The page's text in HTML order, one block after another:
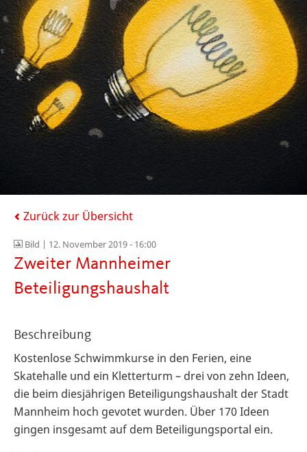
Zurück zur Übersicht
Bild | 12. November 2019 - 16:00
Zweiter Mannheimer
Beteiligungshaushalt
Beschreibung
Kostenlose Schwimmkurse in den Ferien, eine
Skatehalle und ein Kletterturm – drei von zehn Ideen,
die beim diesjährigen Beteiligungshaushalt der Stadt
Mannheim hoch gevotet wurden. Über 170 Ideen
gingen insgesamt auf dem Beteiligungsportal ein.